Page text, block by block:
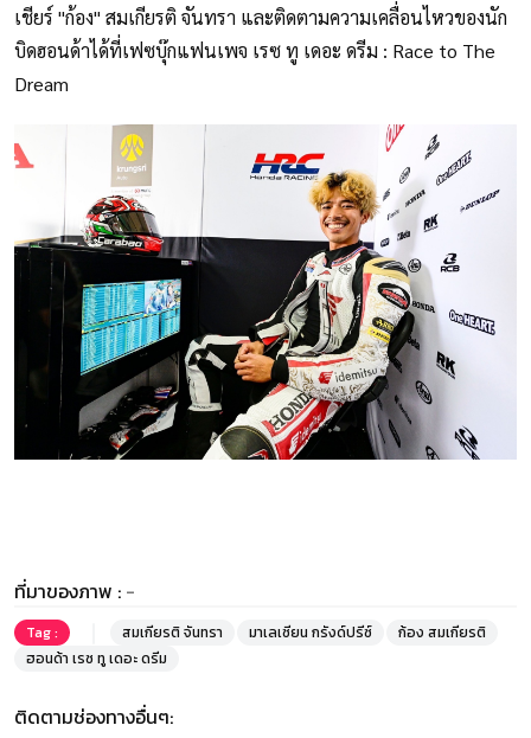
เชียร์ "ก้อง" สมเกียรติ จันทรา และติดตามความเคลื่อนไหวของนัก
บิดฮอนด้าได้ที่เฟซบุ๊กแฟนเพจ เรซ ทู เดอะ ดรีม : Race to The
Dream
ที่มาของภาพ : -
Tag : สมเกียรติ จันทรา มาเลเซียน กรังด์ปรีซ์
ก้อง สมเกียรติ
ฮอนด้า เรซ ทู เดอะ ดรีม
ติดตามช่องทางอื่นๆ: